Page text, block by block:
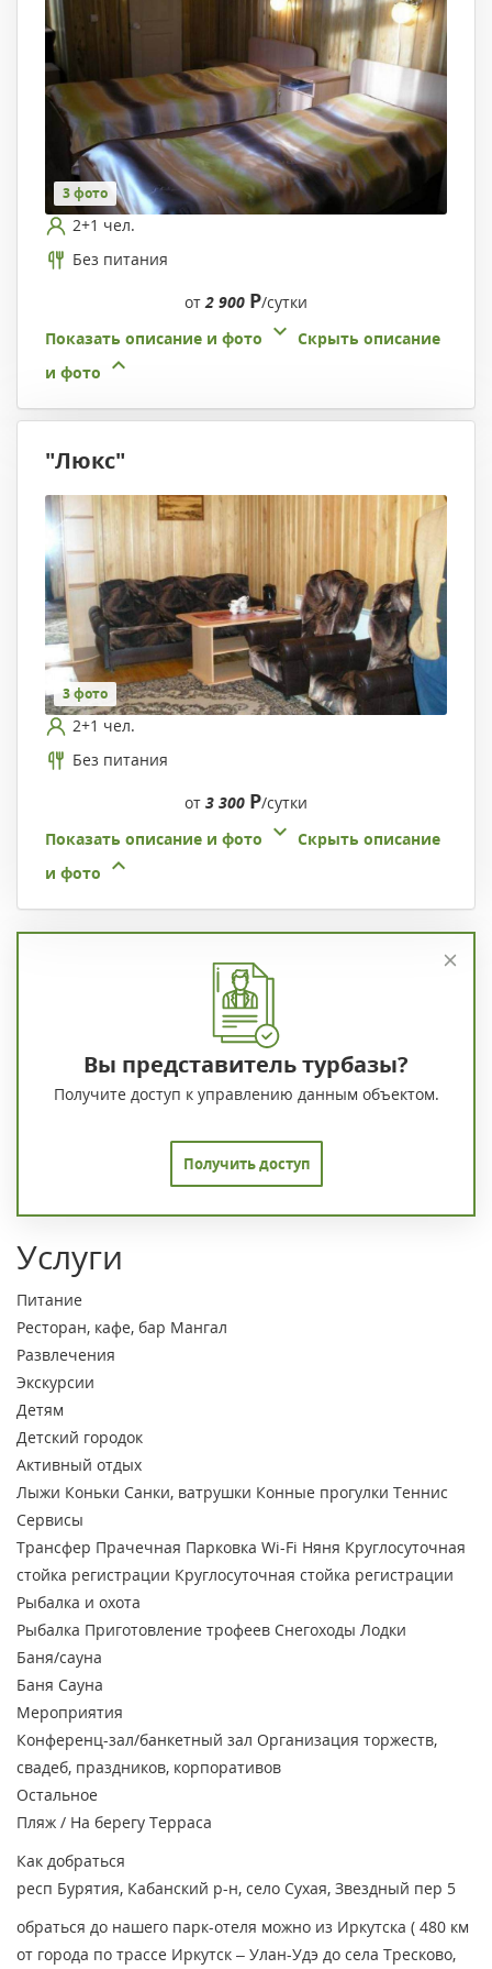
3 фото
2+1 чел.
Без питания
от 2 900 Р/сутки
Показать описание и фото
Скрыть описание
и фото
"Люкс"
3 фото
2+1 чел.
Без питания
от 3 300 Р/сутки
Показать описание и фото
Скрыть описание
и фото
Вы представитель турбазы?
Получите доступ к управлению данным объектом.
Получить доступ
Услуги
Питание
Ресторан, кафе, бар Мангал
Развлечения
Экскурсии
Детям
Детский городок
Активный отдых
Лыжи Коньки Санки, ватрушки Конные прогулки Теннис
Сервисы
Трансфер Прачечная Парковка Wi-Fi Няня Круглосуточная
стойка регистрации Круглосуточная стойка регистрации
Рыбалка и охота
Рыбалка Приготовление трофеев Снегоходы Лодки
Баня/сауна
Баня Сауна
Мероприятия
Конференц-зал/банкетный зал Организация торжеств,
свадеб, праздников, корпоративов
Остальное
Пляж / На берегу Терраса
Как добраться
респ Бурятия, Кабанский р-н, село Сухая, Звездный пер 5
обраться до нашего парк-отеля можно из Иркутска ( 480 км
от города по трассе Иркутск – Улан-Удэ до села Тресково,